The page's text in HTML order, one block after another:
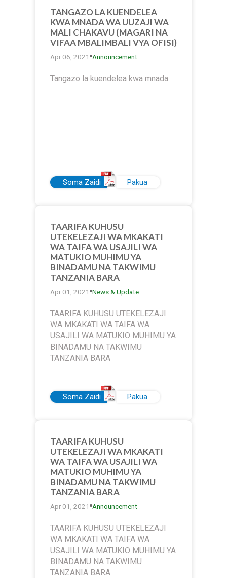
TANGAZO LA KUENDELEA
KWA MNADA WA UUZAJI WA
MALI CHAKAVU (MAGARI NA
VIFAA MBALIMBALI VYA OFISI)
Apr 06, 2021 Announcement
Tangazo la kuendelea kwa mnada
Soma Zaidi Pakua
TAARIFA KUHUSU
UTEKELEZAJI WA MKAKATI
WA TAIFA WA USAJILI WA
MATUKIO MUHIMU YA
BINADAMU NA TAKWIMU
TANZANIA BARA
Apr 01, 2021 News & Update
TAARIFA KUHUSU UTEKELEZAJI
WA MKAKATI WA TAIFA WA
USAJILI WA MATUKIO MUHIMU YA
BINADAMU NA TAKWIMU
TANZANIA BARA
Soma Zaidi Pakua
TAARIFA KUHUSU
UTEKELEZAJI WA MKAKATI
WA TAIFA WA USAJILI WA
MATUKIO MUHIMU YA
BINADAMU NA TAKWIMU
TANZANIA BARA
Apr 01, 2021 Announcement
TAARIFA KUHUSU UTEKELEZAJI
WA MKAKATI WA TAIFA WA
USAJILI WA MATUKIO MUHIMU YA
BINADAMU NA TAKWIMU
TANZANIA BARA